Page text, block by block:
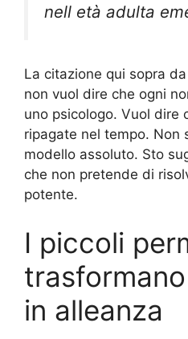
nell età adulta
La citazione qui sopra
non vuol dire che ogni
uno psicologo. Vuol dire
ripagate nel tempo. Non
modello assoluto. Sto
che non pretende di
potente.
I piccoli
in alleanza